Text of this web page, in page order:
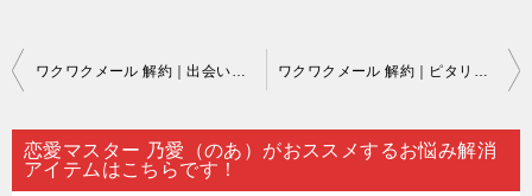
投
ナ
ビ
ワクワクメール 解約｜出会いがないとつぶやいていても…。 ワクワクメール 解約｜ピタリと当たる占いで恋愛の行方を占ってみれば…。
恋愛マスター 乃愛（のあ）がおススメするお悩み解消
アイテムはこちらです！